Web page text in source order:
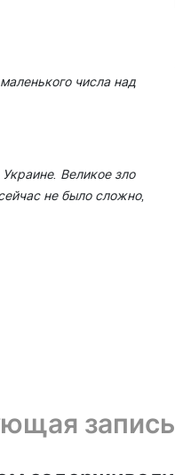
числа над
Великое зло
не было сложно,
запись